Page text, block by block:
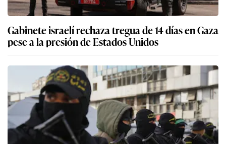
Gabinete israelí rechaza tregua de 14 días en Gaza
pese a la presión de Estados Unidos